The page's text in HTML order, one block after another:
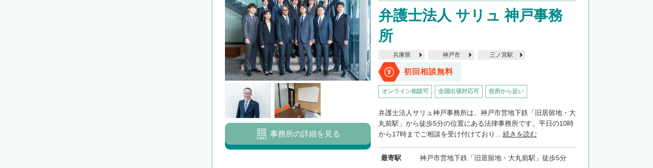
弁護士法人 サリュ 神戸事務
所
兵庫県 神戸市 三ノ宮駅
初回相談無料
オンライン相談可 全国出張対応可 役所から近い
弁護士法人サリュ神戸事務所は、神戸市営地下鉄「旧居留地・大
丸前駅」から徒歩5分の位置にある法律事務所です。平日の10時
から17時までご相談を受け付けており... 続きを読む
最寄駅 神戸市営地下鉄「旧居留地・大丸前駅」徒歩5分
事務所の詳細を見る